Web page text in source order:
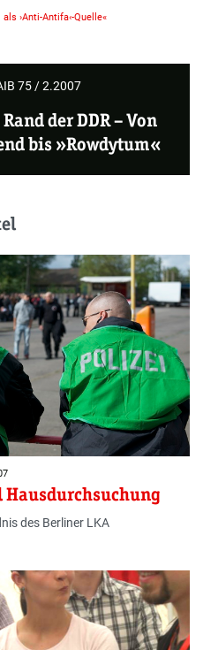
als ›Anti-Antifa‹-Quelle«
75 / 2.2007
der DDR –Von
bis »Rowdytum«
des Berliner LKA